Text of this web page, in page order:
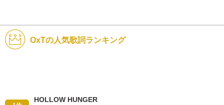
OxTの人気歌詞ランキング
HOLLOW HUNGER